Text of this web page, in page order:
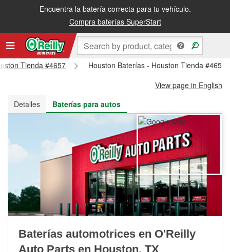
Encuentra la batería correcta para tu vehículo.
Compra baterías SuperStart
Recibe tu orden gratis al día siguiente o recógela en la tienda
Tienda #4657
Houston Baterías - Houston Tienda #4657
View page in English
Detalles
Baterías para autos
Baterías automotrices en O'Reilly
Auto Parts en Houston, TX